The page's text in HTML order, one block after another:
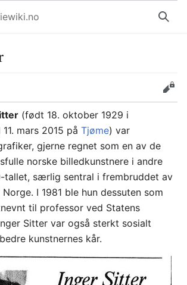
Søk
Rediger
(født 18. oktober 1929 i
mars 2015 på Tjøme) var
gjerne regnet som en av de
norske billedkunstnere i andre
tallet, særlig sentral i frembruddet av
I 1981 ble hun dessuten som
til professor ved Statens
Sitter var også sterkt sosialt
kunstnernes kår.